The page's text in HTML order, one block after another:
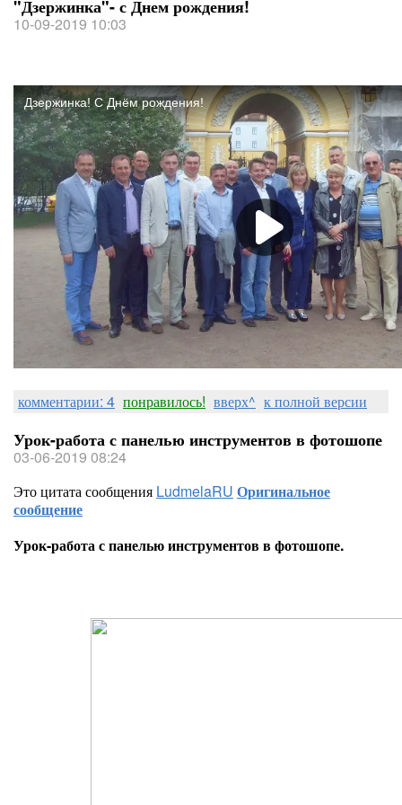
"Дзержинка"- с Днем рождения!
10-09-2019 10:03
комментарии: 4 понравилось! вверх^ к полной версии
Урок-работа с панелью инструментов в фотошопе
03-06-2019 08:24
Это цитата сообщения LudmelaRU Оригинальное
сообщение
Урок-работа с панелью инструментов в фотошопе.